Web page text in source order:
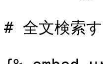
# 全文検索